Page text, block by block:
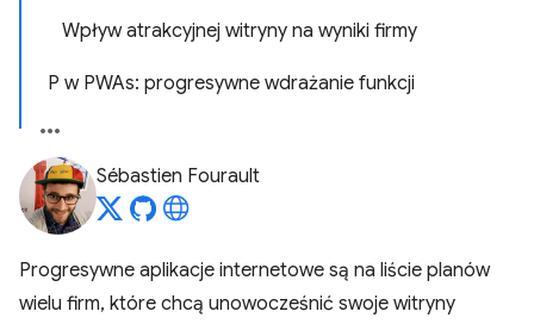
Wpływ atrakcyjnej witryny na wyniki firmy
P w PWAs: progresywne wdrażanie funkcji
Sébastien Fourault
Progresywne aplikacje internetowe są na liście planów
wielu firm, które chcą unowocześnić swoje witryny